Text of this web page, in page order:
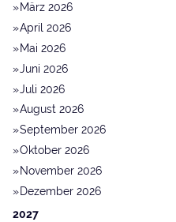
März 2026
April 2026
Mai 2026
Juni 2026
Juli 2026
August 2026
September 2026
Oktober 2026
November 2026
Dezember 2026
2027